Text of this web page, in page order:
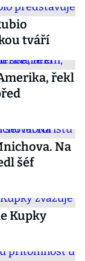
tváří
řekl
Na
šéf
Kupky